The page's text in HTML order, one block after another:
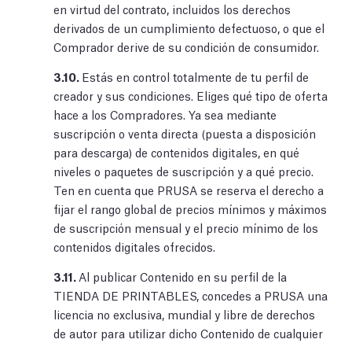
en virtud del contrato, incluidos los derechos
derivados de un cumplimiento defectuoso, o que el
Comprador derive de su condición de consumidor.
3.10. Estás en control totalmente de tu perfil de
creador y sus condiciones. Eliges qué tipo de oferta
hace a los Compradores. Ya sea mediante
suscripción o venta directa (puesta a disposición
para descarga) de contenidos digitales, en qué
niveles o paquetes de suscripción y a qué precio.
Ten en cuenta que PRUSA se reserva el derecho a
fijar el rango global de precios mínimos y máximos
de suscripción mensual y el precio mínimo de los
contenidos digitales ofrecidos.
3.11. Al publicar Contenido en su perfil de la
TIENDA DE PRINTABLES, concedes a PRUSA una
licencia no exclusiva, mundial y libre de derechos
de autor para utilizar dicho Contenido de cualquier